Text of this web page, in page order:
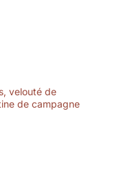
velouté de
de campagne